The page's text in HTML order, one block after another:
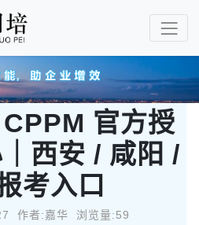
官方授
西安 / 咸阳 /
考入口
作者:嘉华 浏览量:59